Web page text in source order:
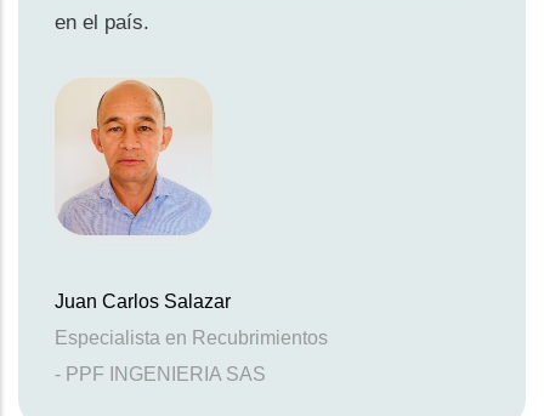
en el país.
Juan Carlos Salazar
Especialista en Recubrimientos
- PPF INGENIERIA SAS